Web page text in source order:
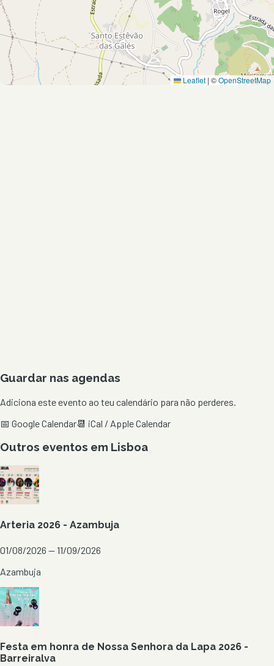
Leaflet | ©OpenStreetMap
Guardar nas agendas
Adiciona este evento ao teu calendário para não perderes.
📅 Google Calendar📆 iCal / Apple Calendar
Outros eventos em Lisboa
Arteria 2026 - Azambuja
01/08/2026 — 11/09/2026
Azambuja
Festa em honra de Nossa Senhora da Lapa 2026 -
Barreiralva